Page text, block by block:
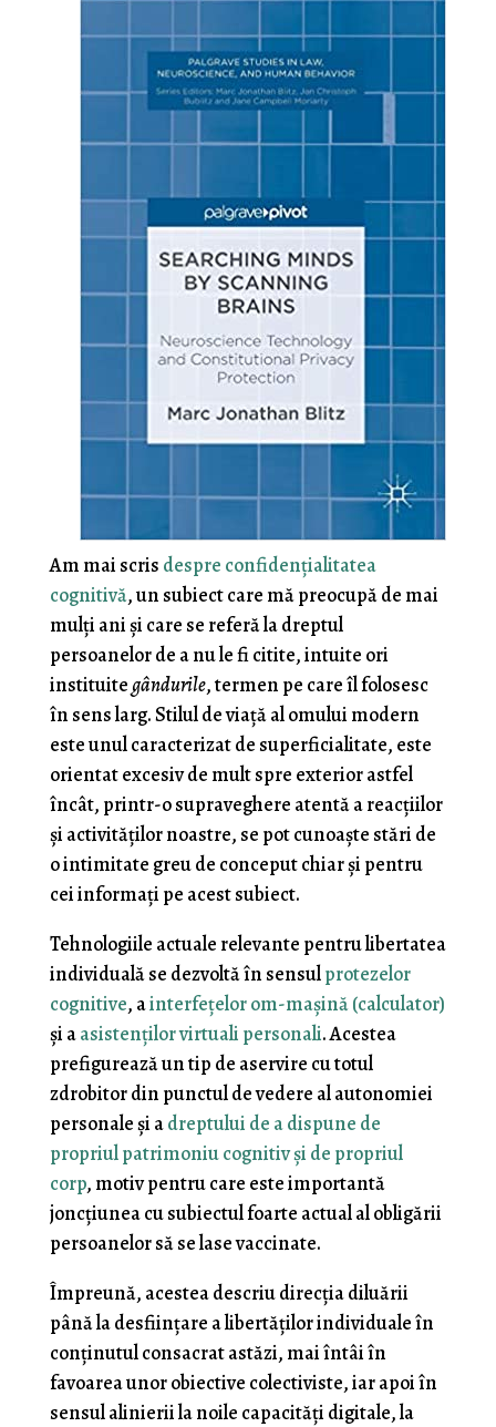
Am mai scris despre confidenţialitatea
cognitivă, un subiect care mă preocupă de mai
mulţi ani şi care se referă la dreptul
persoanelor de a nu le fi citite, intuite ori
instituite gândurile, termen pe care îl folosesc
în sens larg. Stilul de viaţă al omului modern
este unul caracterizat de superficialitate, este
orientat excesiv de mult spre exterior astfel
încât, printr-o supraveghere atentă a reacţiilor
şi activităţilor noastre, se pot cunoaşte stări de
o intimitate greu de conceput chiar şi pentru
cei informaţi pe acest subiect.
Tehnologiile actuale relevante pentru libertatea
individuală se dezvoltă în sensulprotezelor
cognitive, ainterfeţelor om-maşină (calculator)
şi aasistenţilor virtuali personali. Acestea
prefigurează un tip de aservire cu totul
zdrobitor din punctul de vedere al autonomiei
personale şi adreptului de a dispune de
propriul patrimoniu cognitiv şi de propriul
corp, motiv pentru care este importantă
joncţiunea cu subiectul foarte actual al obligării
persoanelor să se lase vaccinate.
Împreună, acestea descriu direcţia diluării
până la desfiinţare a libertăţilor individuale în
conţinutul consacrat astăzi, mai întâi în
favoarea unor obiective colectiviste, iar apoi în
sensul alinierii la noile capacităţi digitale, la